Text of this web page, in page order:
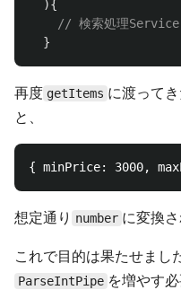
){
// 検索処理Service
}
再度 getItems に渡って
と、
想定通り number に変換さ
これで目的は果たせまし
ParseIntPipe を増やす必